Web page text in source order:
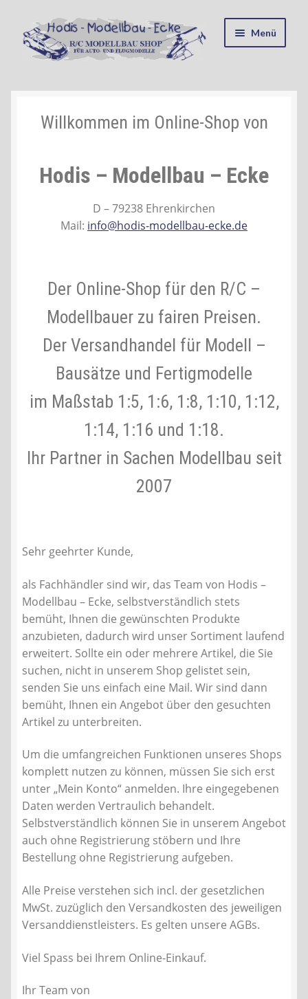
Zur
Navigation
springen
Zum
Inhalt
springen
Menü
Kasse
Ablauf einer Bestellung
Liefer- und Versandkosten
Zahlungsarten
Lieferzeit & Verfügbarkeit
Batterien- und Akku Verordnung
Öle- und Schmierstoff Verordnung
Vereine & Foren
Kontakt
AGB
Widerrufsbelehrung
Impressum
Willkommen im Online-Shop von
Hodis – Modellbau – Ecke
D – 79238 Ehrenkirchen
Mail: info@hodis-modellbau-ecke.de
Der Online-Shop für den R/C –
Modellbauer zu fairen Preisen.
Der Versandhandel für Modell –
Bausätze und Fertigmodelle
im Maßstab 1:5, 1:6, 1:8, 1:10, 1:12,
1:14, 1:16 und 1:18.
Ihr Partner in Sachen Modellbau seit
2007
Sehr geehrter Kunde,
als Fachhändler sind wir, das Team von Hodis –
Modellbau – Ecke, selbstverständlich stets
bemüht, Ihnen die gewünschten Produkte
anzubieten, dadurch wird unser Sortiment laufend
erweitert. Sollte ein oder mehrere Artikel, die Sie
suchen, nicht in unserem Shop gelistet sein,
senden Sie uns einfach eine Mail. Wir sind dann
bemüht, Ihnen ein Angebot über den gesuchten
Artikel zu unterbreiten.
Um die umfangreichen Funktionen unseres Shops
komplett nutzen zu können, müssen Sie sich erst
unter „Mein Konto“ anmelden. Ihre eingegebenen
Daten werden Vertraulich behandelt.
Selbstverständlich können Sie in unserem Angebot
auch ohne Registrierung stöbern und Ihre
Bestellung ohne Registrierung aufgeben.
Alle Preise verstehen sich incl. der gesetzlichen
MwSt. zuzüglich den Versandkosten des jeweiligen
Versanddienstleisters. Es gelten unsere AGBs.
Viel Spass bei Ihrem Online-Einkauf.
Ihr Team von